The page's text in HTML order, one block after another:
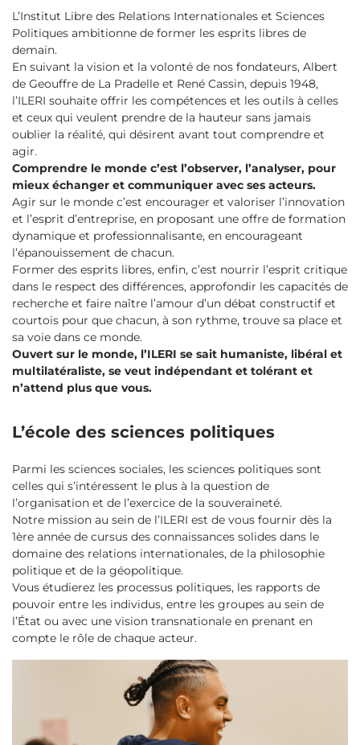
L’Institut Libre des Relations Internationales et Sciences
Politiques ambitionne de former les esprits libres de
demain.
En suivant la vision et la volonté de nos fondateurs, Albert
de Geouffre de La Pradelle et René Cassin, depuis 1948,
l’ILERI souhaite offrir les compétences et les outils à celles
et ceux qui veulent prendre de la hauteur sans jamais
oublier la réalité, qui désirent avant tout comprendre et
agir.
Comprendre le monde c’est l’observer, l’analyser, pour
mieux échanger et communiquer avec ses acteurs.
Agir sur le monde c’est encourager et valoriser l’innovation
et l’esprit d’entreprise, en proposant une offre de formation
dynamique et professionnalisante, en encourageant
l’épanouissement de chacun.
Former des esprits libres, enfin, c’est nourrir l’esprit critique
dans le respect des différences, approfondir les capacités de
recherche et faire naître l’amour d’un débat constructif et
courtois pour que chacun, à son rythme, trouve sa place et
sa voie dans ce monde.
Ouvert sur le monde, l’ILERI se sait humaniste, libéral et
multilatéraliste, se veut indépendant et tolérant et
n’attend plus que vous.
L’école des sciences politiques
Parmi les sciences sociales, les sciences politiques sont
celles qui s’intéressent le plus à la question de
l’organisation et de l’exercice de la souveraineté.
Notre mission au sein de l’ILERI est de vous fournir dès la
1ère année de cursus des connaissances solides dans le
domaine des relations internationales, de la philosophie
politique et de la géopolitique.
Vous étudierez les processus politiques, les rapports de
pouvoir entre les individus, entre les groupes au sein de
l’État ou avec une vision transnationale en prenant en
compte le rôle de chaque acteur.